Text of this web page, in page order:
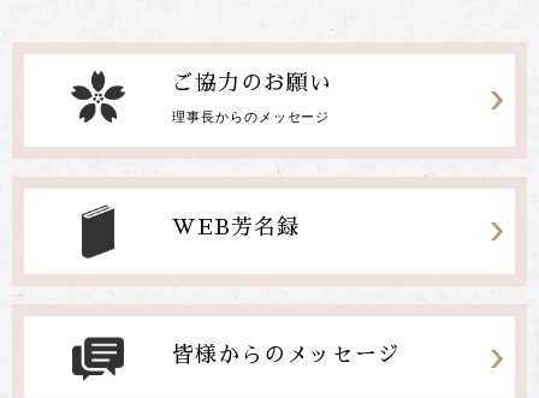
遺贈による寄付
個人の場合
ご協力のお願い
理事長からのメッセージ
WEB芳名録
皆様からの メッセージ